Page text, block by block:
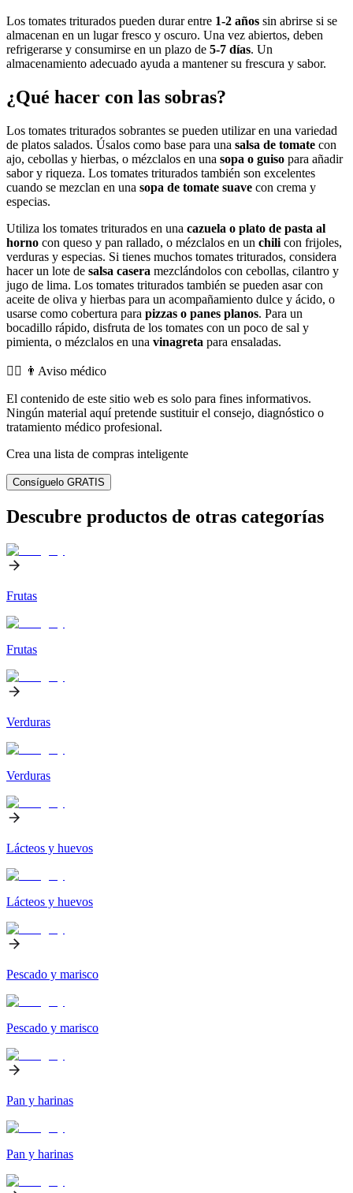
Los tomates triturados pueden durar entre 1-2 años sin abrirse si se
almacenan en un lugar fresco y oscuro. Una vez abiertos, deben
refrigerarse y consumirse en un plazo de 5-7 días. Un
almacenamiento adecuado ayuda a mantener su frescura y sabor.
¿Qué hacer con las sobras?
Los tomates triturados sobrantes se pueden utilizar en una variedad
de platos salados. Úsalos como base para una salsa de tomate con
ajo, cebollas y hierbas, o mézclalos en una sopa o guiso para añadir
sabor y riqueza. Los tomates triturados también son excelentes
cuando se mezclan en una sopa de tomate suave con crema y
especias.
Utiliza los tomates triturados en una cazuela o plato de pasta al
horno con queso y pan rallado, o mézclalos en un chili con frijoles,
verduras y especias. Si tienes muchos tomates triturados, considera
hacer un lote de salsa casera mezclándolos con cebollas, cilantro y
jugo de lima. Los tomates triturados también se pueden asar con
aceite de oliva y hierbas para un acompañamiento dulce y ácido, o
usarse como cobertura para pizzas o panes planos. Para un
bocadillo rápido, disfruta de los tomates con un poco de sal y
pimienta, o mézclalos en una vinagreta para ensaladas.
👨‍⚕️️ 👨Aviso médico
El contenido de este sitio web es solo para fines informativos.
Ningún material aquí pretende sustituir el consejo, diagnóstico o
tratamiento médico profesional.
Crea una lista de compras inteligente
Consíguelo GRATIS
Descubre productos de otras categorías
Frutas
Frutas
Verduras
Verduras
Lácteos y huevos
Lácteos y huevos
Pescado y marisco
Pescado y marisco
Pan y harinas
Pan y harinas